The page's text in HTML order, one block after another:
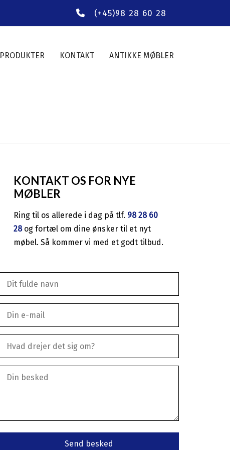
(+45)98 28 60 28
PRODUKTER KONTAKT ANTIKKE MØBLER
KONTAKT OS FOR NYE
MØBLER
Ring til os allerede i dag på tlf. 98 28 60
28og fortæl om dine ønsker til et nyt
møbel. Så kommer vi med et godt tilbud.